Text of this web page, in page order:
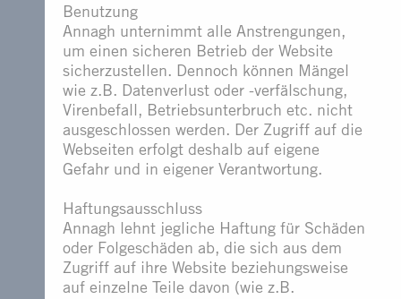
Benutzung
Annagh unternimmt alle Anstrengungen,
um einen sicheren Betrieb der Website
sicherzustellen. Dennoch können Mängel
wie z.B. Datenverlust oder -verfälschung,
Virenbefall, Betriebsunterbruch etc. nicht
ausgeschlossen werden. Der Zugriff auf die
Webseiten erfolgt deshalb auf eigene
Gefahr und in eigener Verantwortung.
Haftungsausschluss
Annagh lehnt jegliche Haftung für Schäden
oder Folgeschäden ab, die sich aus dem
Zugriff auf ihre Website beziehungsweise
auf einzelne Teile davon (wie z.B.